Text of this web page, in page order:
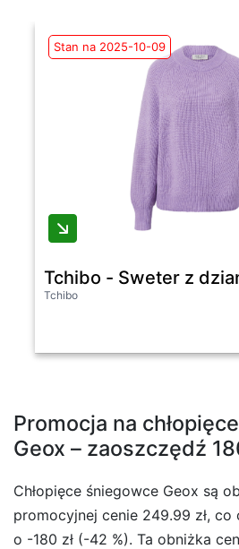
Stan na 2025-10-09
Tchibo - Sweter z
Tchibo
Promocja na
Geox – zaoszczędź
Chłopięce śniegowce Geox są
promocyjnej cenie 249.99 zł, co
o -180 zł (-42 %). Ta obniżka